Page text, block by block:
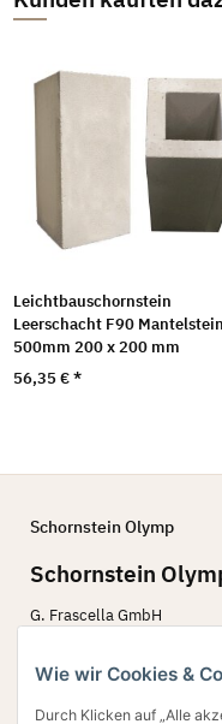
Wie wir Cookies &
Durch Klicken auf „Alle
Leichtbauschornstein
Leerschacht F90 Mantelstein
500mm 200 x 200 mm
56,35 €*
Schornstein Olymp
Schornstein
G. Frascella GmbH
45770 Marl